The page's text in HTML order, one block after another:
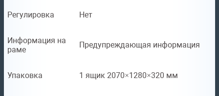
Регулировка Нет
Информация на
раме
Предупреждающая информация
Упаковка 1 ящик 2070×1280×320 мм